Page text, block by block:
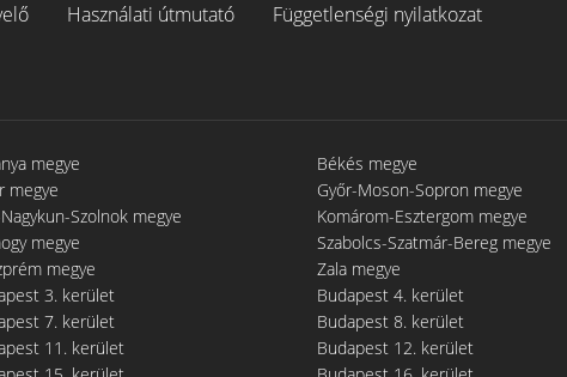
Használati útmutató
Függetlenségi nyilatkozat
megye Békés megye
megye Győr-Moson-Sopron megye
Nagykun-Szolnok megye Komárom-Esztergom megye
megye Szabolcs-Szatmár-Bereg megye
megye Zala megye
3. kerület Budapest 4. kerület
7. kerület Budapest 8. kerület
11. kerület Budapest 12. kerület